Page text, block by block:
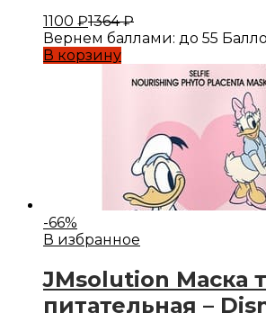
1100 ₽1364₽
Вернем баллами: до 55
В корзину
-66%
В избранное
JMsolution Маска
питательная –